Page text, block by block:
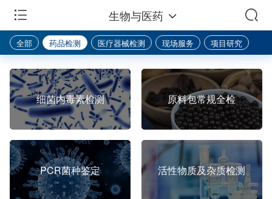
生物与医药
全部 药品检测 医疗器械检测 现场服务 项目研究
细菌内毒素检测 原料包常规全检
PCR菌种鉴定 活性物质及杂质检测